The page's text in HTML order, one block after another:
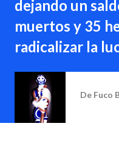
dejando un
muertos y 35
radicalizar la
De Fuco